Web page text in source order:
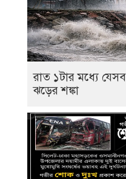
রাত ১টার মধ্যে
ঝড়ের শঙ্কা